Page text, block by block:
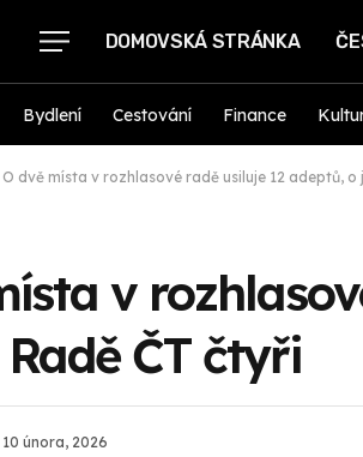
DOMOVSKÁ STRÁNKA
Bydlení Cestování Finance
O dvě místa v rozhlasové radě usiluje 12 adeptů, o
v
ČT čtyři
10 února, 2026